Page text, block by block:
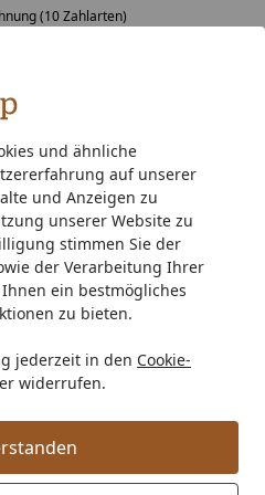
und ähnliche
auf unserer
und Anzeigen zu
unserer Website zu
stimmen Sie der
der Verarbeitung Ihrer
ein bestmögliches
zu bieten.
jederzeit in den Cookie-
widerrufen.
(10 Zahlarten)
Saunaofen Standard
Saunaofen